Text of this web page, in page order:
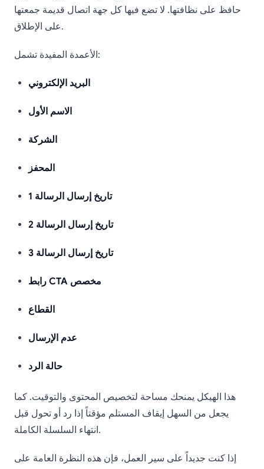
حافظ على نظافتها. لا تضع فيها كل جهة اتصال قديمة جمعتها
على الإطلاق.
الأعمدة المفيدة تشمل:
البريد الإلكتروني
الاسم الأول
الشركة
المحفز
تاريخ إرسال الرسالة 1
تاريخ إرسال الرسالة 2
تاريخ إرسال الرسالة 3
رابط CTA مخصص
القطاع
عدم الإرسال
حالة الرد
هذا الهيكل يمنحك مساحة لتخصيص المحتوى والتوقيت. كما
يجعل من السهل إيقاف المستلم مؤقتاً إذا رد أو تحول قبل
انتهاء السلسلة الكاملة.
إذا كنت جديداً على سير العمل، فإن هذه النظرة العامة على